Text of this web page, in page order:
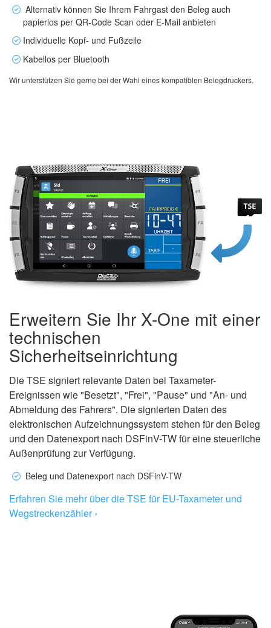
Alternativ können Sie Ihrem Fahrgast den Beleg auch
papierlos per QR-Code Scan oder E-Mail anbieten
Individuelle Kopf- und Fußzeile
Kabellos per Bluetooth
Wir unterstützen Sie gerne bei der Wahl eines kompatiblen Belegdruckers.
Erweitern Sie Ihr X-One mit einer
technischen
Sicherheitseinrichtung
Die TSE signiert relevante Daten bei Taxameter-
Ereignissen wie "Besetzt", "Frei", "Pause" und "An- und
Abmeldung des Fahrers". Die signierten Daten des
elektronischen Aufzeichnungssystem stehen für den Beleg
und den Datenexport nach DSFinV-TW für eine steuerliche
Außenprüfung zur Verfügung.
Beleg und Datenexport nach DSFinV-TW
Erfahren Sie mehr über die TSE für EU-Taxameter und
Wegstreckenzähler ›